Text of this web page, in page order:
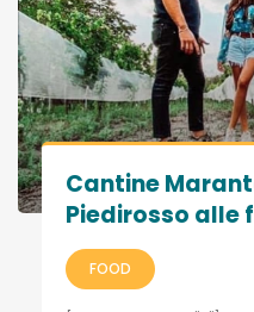
Cantine
Piedirosso alle
FOOD